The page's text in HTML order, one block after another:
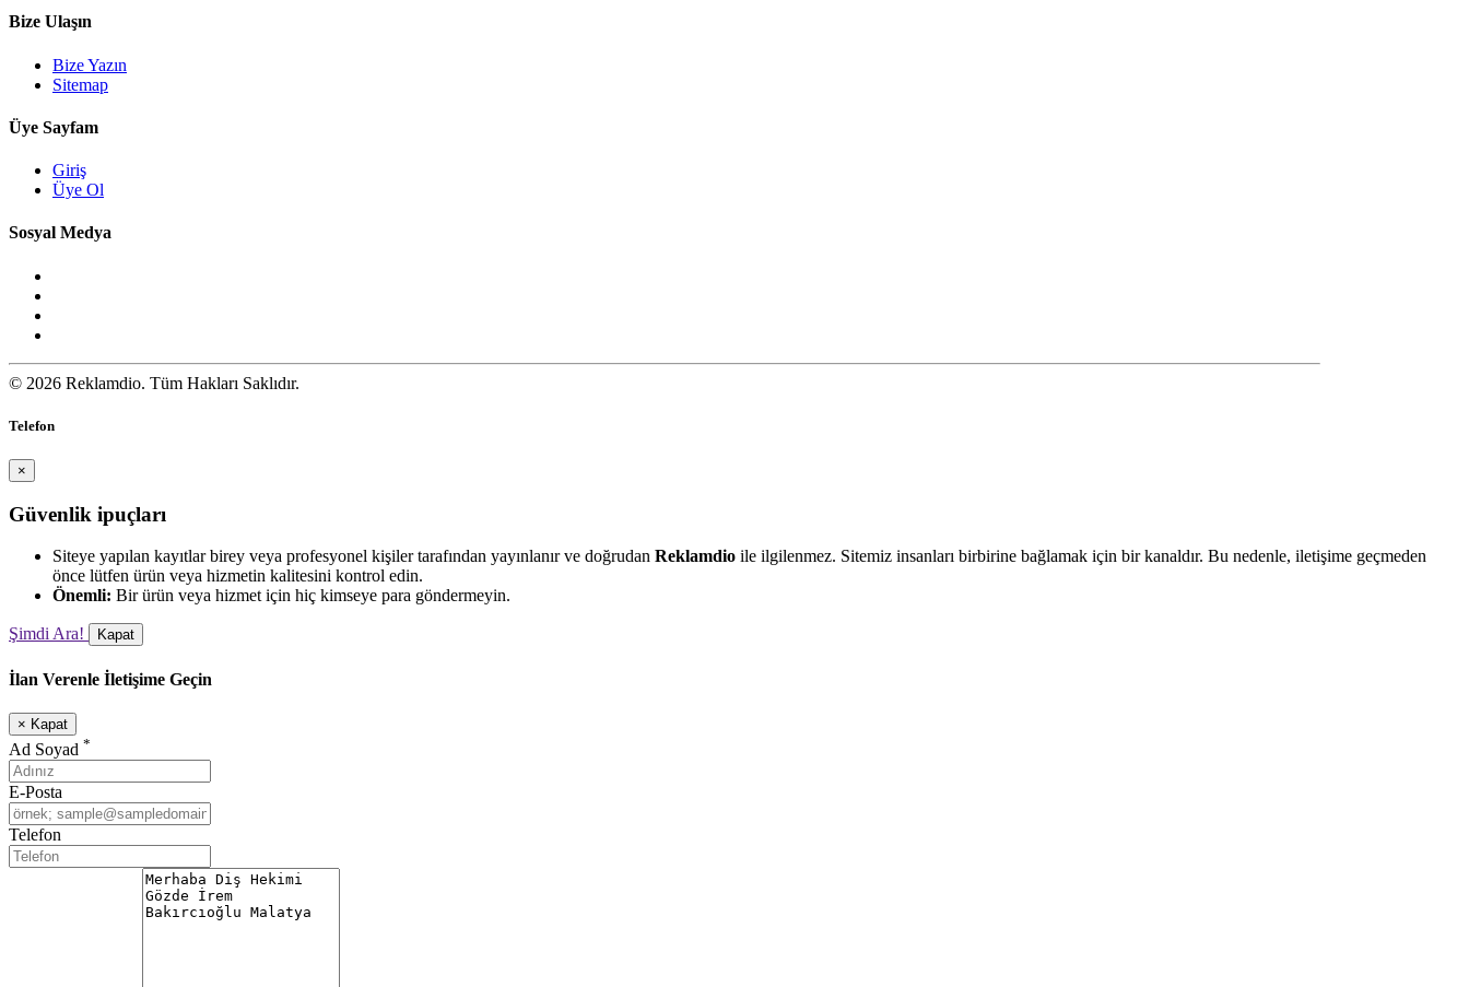
Bize Ulaşın
Bize Yazın
Sitemap
Üye Sayfam
Giriş
Üye Ol
Sosyal Medya
© 2026 Reklamdio. Tüm Hakları Saklıdır.
Telefon
×
Güvenlik ipuçları
Siteye yapılan kayıtlar birey veya profesyonel kişiler tarafından yayınlanır ve doğrudan Reklamdio ile ilgilenmez. Sitemiz insanları birbirine bağlamak için bir kanaldır. Bu nedenle, iletişime geçmeden
önce lütfen ürün veya hizmetin kalitesini kontrol edin.
Önemli: Bir ürün veya hizmet için hiç kimseye para göndermeyin.
Şimdi Ara! Kapat
İlan Verenle İletişime Geçin
× Kapat
Ad Soyad *
E-Posta
Telefon